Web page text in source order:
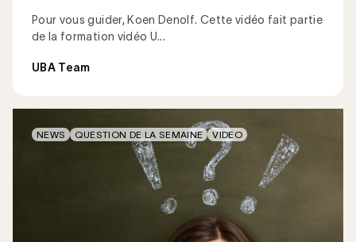
Pour vous guider, Koen Denolf. Cette vidéo fait partie
de la formation vidéo U...
UBA Team
NEWS QUESTION DE LA SEMAINE VIDEO